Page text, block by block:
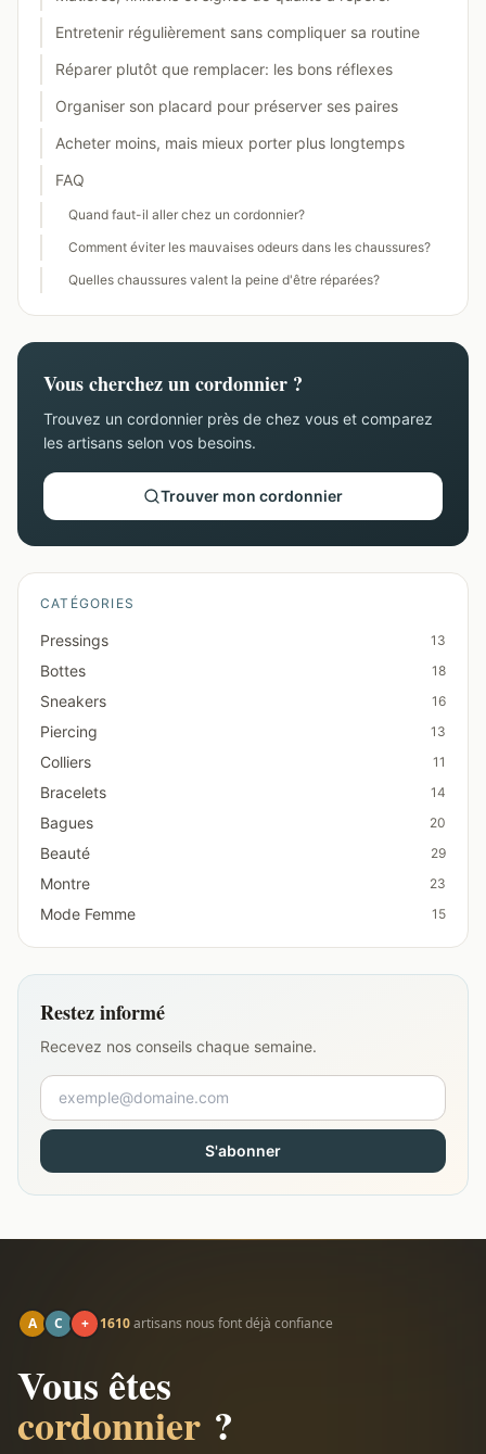
Entretenir régulièrement sans compliquer sa routine
Réparer plutôt que remplacer: les bons réflexes
Organiser son placard pour préserver ses paires
Acheter moins, mais mieux porter plus longtemps
FAQ
Quand faut-il aller chez un cordonnier?
Comment éviter les mauvaises odeurs dans les chaussures?
Quelles chaussures valent la peine d'être réparées?
Vous cherchez un cordonnier ?
Trouvez un cordonnier près de chez vous et comparez
les artisans selon vos besoins.
Trouver mon cordonnier
CATÉGORIES
Pressings 13
Bottes 18
Sneakers 16
Piercing 13
Colliers 11
Bracelets 14
Bagues 20
Beauté 29
Montre 23
Mode Femme 15
Restez informé
Recevez nos conseils chaque semaine.
S'abonner
A C + 1610artisans nous font déjà confiance
Vous êtes
cordonnier ?